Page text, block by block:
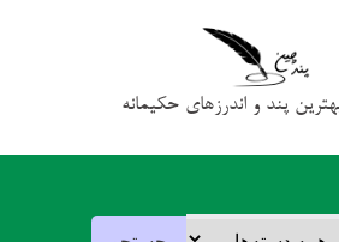
پند و اندرزهای حکیمانه